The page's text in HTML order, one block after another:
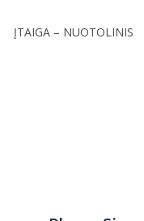
ĮTAIGA – NUOTOLINIS